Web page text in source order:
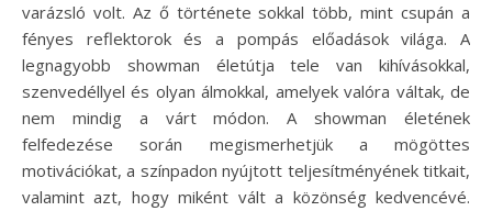
varázsló volt. Az ő története sokkal több, mint csupán a
fényes reflektorok és a pompás előadások világa. A
legnagyobb showman életútja tele van kihívásokkal,
szenvedéllyel és olyan álmokkal, amelyek valóra váltak, de
nem mindig a várt módon. A showman életének
felfedezése során megismerhetjük a mögöttes
motivációkat, a színpadon nyújtott teljesítményének titkait,
valamint azt, hogy miként vált a közönség kedvencévé.